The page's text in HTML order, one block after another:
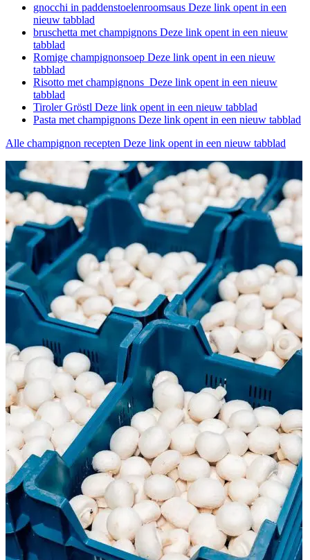
gnocchi in paddenstoelenroomsaus Deze link opent in een
nieuw tabblad
bruschetta met champignons Deze link opent in een nieuw
tabblad
Romige champignonsoep Deze link opent in een nieuw
tabblad
Risotto met champignons Deze link opent in een nieuw
tabblad
Tiroler Gröstl Deze link opent in een nieuw tabblad
Pasta met champignons Deze link opent in een nieuw tabblad
Alle champignon recepten Deze link opent in een nieuw tabblad